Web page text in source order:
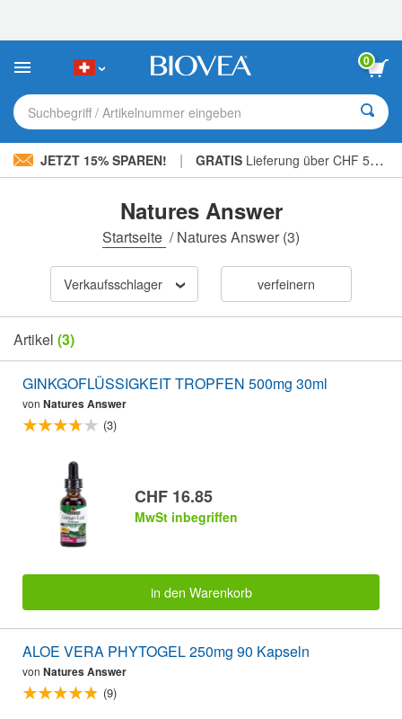
Sie:
Website
ein
Barrierefreiheitssystem.
0
Suchbegriff / Artikelnummer eingeben
JETZT 15% SPAREN! | GRATIS Lieferung über CHF 56.00 »
Natures Answer
Startseite /Natures Answer (3)
Verkaufsschlager verfeinern
Artikel (3)
GINKGOFLÜSSIGKEIT TROPFEN 500mg 30ml
von Natures Answer
(3)
CHF 16.85
MwSt inbegriffen
in den Warenkorb
ALOE VERA PHYTOGEL 250mg 90 Kapseln
von Natures Answer
(9)